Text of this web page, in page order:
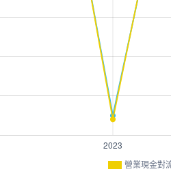
營業現金對